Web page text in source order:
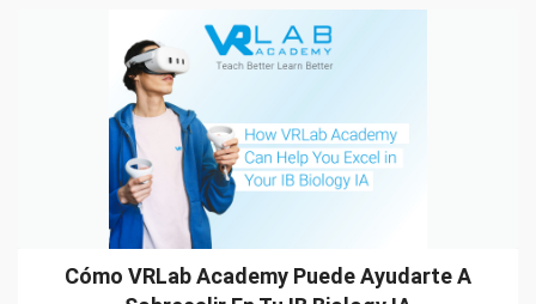
Cómo VRLab Academy Puede Ayudarte A